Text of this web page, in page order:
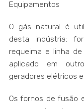
Equipamentos
O gás natural é
desta indústria:
requeima e linha
aplicado em
geradores elétricos
Os fornos de fusão